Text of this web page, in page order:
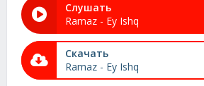
Слушать
Ramaz - Ey Ishq
Скачать
Ramaz - Ey Ishq